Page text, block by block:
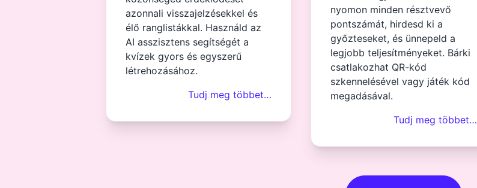
azonnali visszajelzésekkel és
élő ranglistákkal. Használd az
AI asszisztens segítségét a
kvízek gyors és egyszerű
létrehozásához.
Tudj meg többet…
nyomon minden résztvevő
pontszámát, hirdesd ki a
győzteseket, és ünnepeld a
legjobb teljesítményeket. Bárki
csatlakozhat QR-kód
szkennelésével vagy játék kód
megadásával.
Tudj meg többet…